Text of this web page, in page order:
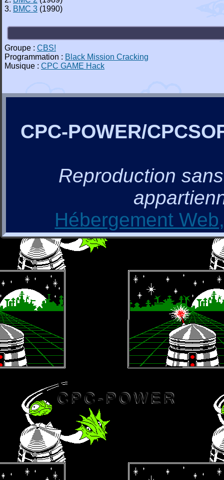
3. BMC 3 (1990)
Groupe : CBS!
Programmation : Black Mission Cracking
Musique : CPC GAME Hack
CPC-POWER/
Reproduction
Hébergement